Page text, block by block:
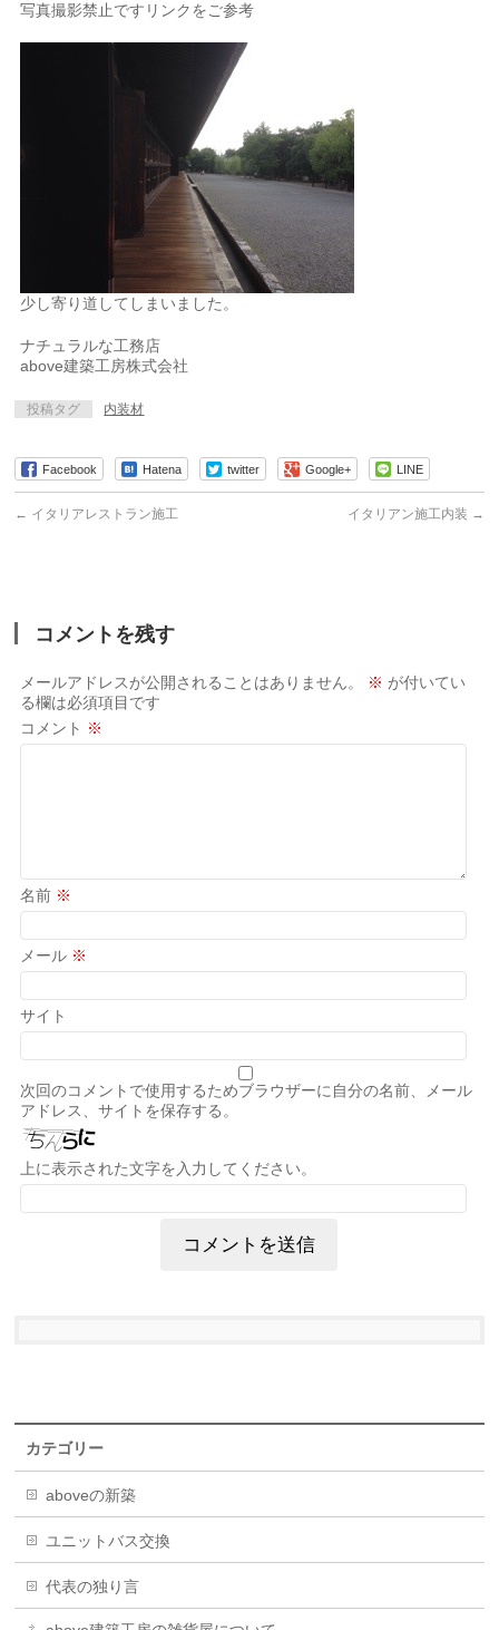
写真撮影禁止ですリンクをご参考
少し寄り道してしまいました。
ナチュラルな工務店
above建築工房株式会社
投稿タグ 内装材
Facebook Hatena twitter Google+ LINE
← イタリアレストラン施工 イタリアン施工内装 →
コメントを残す
メールアドレスが公開されることはありません。 ※ が付いてい
る欄は必須項目です
コメント ※
名前 ※
メール ※
サイト
次回のコメントで使用するためブラウザーに自分の名前、メール
アドレス、サイトを保存する。
上に表示された文字を入力してください。
カテゴリー
aboveの新築
ユニットバス交換
代表の独り言